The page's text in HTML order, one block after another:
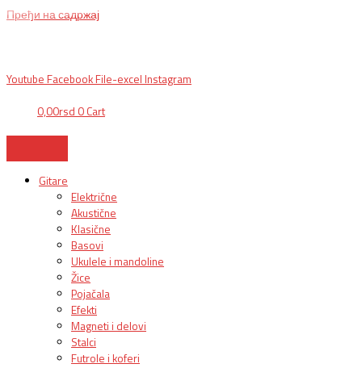
Пређи на садржај
Youtube Facebook File-excel Instagram
0,00rsd 0 Cart
Gitare
Električne
Akustične
Klasične
Basovi
Ukulele i mandoline
Žice
Pojačala
Efekti
Magneti i delovi
Stalci
Futrole i koferi